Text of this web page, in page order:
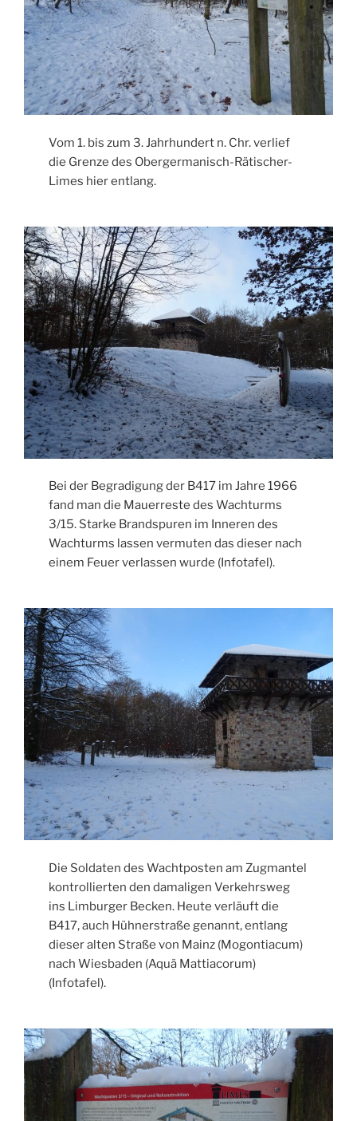
Vom 1. bis zum 3. Jahrhundert n. Chr. verlief
die Grenze des Obergermanisch-Rätischer-
Limes hier entlang.
Bei der Begradigung der B417 im Jahre 1966
fand man die Mauerreste des Wachturms
3/15. Starke Brandspuren im Inneren des
Wachturms lassen vermuten das dieser nach
einem Feuer verlassen wurde (Infotafel).
Die Soldaten des Wachtposten am Zugmantel
kontrollierten den damaligen Verkehrsweg
ins Limburger Becken. Heute verläuft die
B417, auch Hühnerstraße genannt, entlang
dieser alten Straße von Mainz (Mogontiacum)
nach Wiesbaden (Aquä Mattiacorum)
(Infotafel).